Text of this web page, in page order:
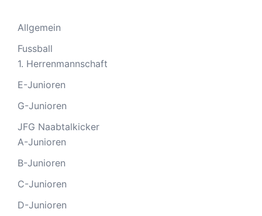
Allgemein
Fussball
1. Herrenmannschaft
E-Junioren
G-Junioren
JFG Naabtalkicker
A-Junioren
B-Junioren
C-Junioren
D-Junioren